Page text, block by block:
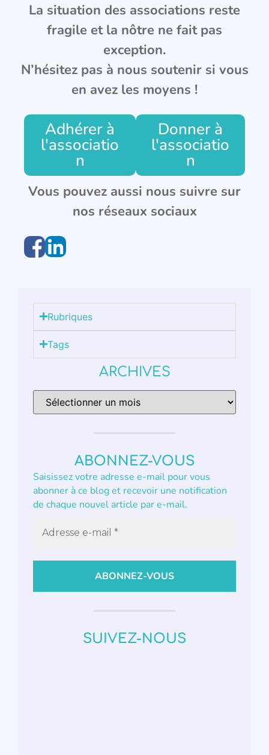
La situation des associations reste
fragile et la nôtre ne fait pas
exception.
N’hésitez pas à nous soutenir si vous
en avez les moyens !
Adhérer à
l'associatio
n
Donner à
l'associatio
n
Vous pouvez aussi nous suivre sur
nos réseaux sociaux
Rubriques
Tags
ARCHIVES
ABONNEZ-VOUS
Saisissez votre adresse e-mail pour vous
abonner à ce blog et recevoir une notification
de chaque nouvel article par e-mail.
SUIVEZ-NOUS